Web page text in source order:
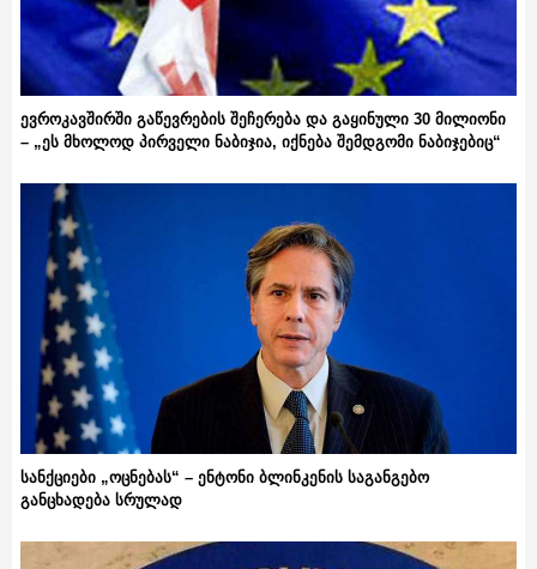
ევროკავშირში გაწევრების შეჩერება და გაყინული 30 მილიონი
– „ეს მხოლოდ პირველი ნაბიჯია, იქნება შემდგომი ნაბიჯებიც“
სანქციები „ოცნებას“ – ენტონი ბლინკენის საგანგებო
განცხადება სრულად